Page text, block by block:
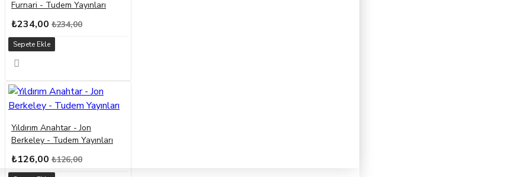
Furnari - Tudem Yayınları
₺234,00 ₺234,00
Sepete Ekle
Yıldırım Anahtar - Jon
Berkeley - Tudem Yayınları
₺126,00 ₺126,00